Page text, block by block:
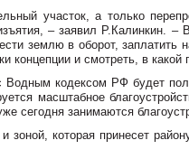
участок, а только
– заявил Р.Калинкин. –
землю в оборот, заплатить
концепции и смотреть, в какой
кодексом РФ будет
масштабное
сегодня занимаются
зоной, которая принесет